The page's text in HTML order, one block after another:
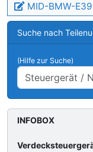
MID-BMW-
Suche nach
(Hilfe zur Suche)
INFOBOX